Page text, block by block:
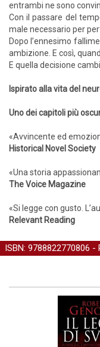
entrambi ne sono
Con il passare del
male necessario per
Dopo l’ennesimo
ambizione. E così,
E quella decisione
Ispirato alla vita del
Uno dei capitoli più
«Avvincente ed
Historical Novel Society
«Una storia
The Voice Magazine
«Si legge con gusto.
Relevant Reading
ISBN: 9788822770806 -